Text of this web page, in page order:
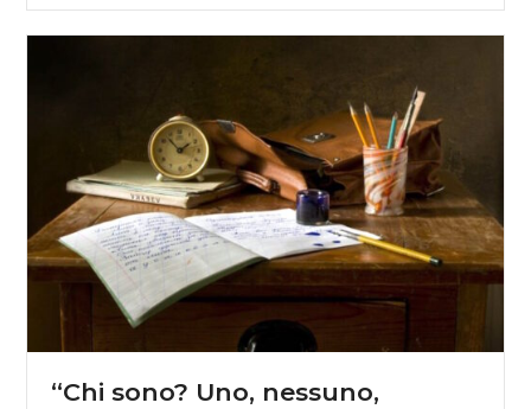
“Chi sono? Uno, nessuno,